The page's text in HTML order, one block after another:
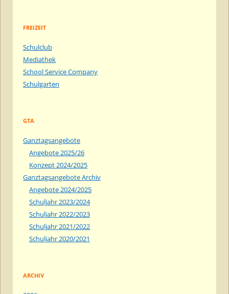
FREIZEIT
Schulclub
Mediathek
School Service Company
Schulgarten
GTA
Ganztagsangebote
Angebote 2025/26
Konzept 2024/2025
Ganztagsangebote Archiv
Angebote 2024/2025
Schuljahr 2023/2024
Schuljahr 2022/2023
Schuljahr 2021/2022
Schuljahr 2020/2021
ARCHIV